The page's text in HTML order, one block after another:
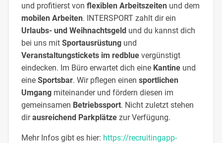
und profitierst von flexiblen Arbeitszeitenund dem
mobilen Arbeiten. INTERSPORT zahlt dir ein
Urlaubs- und Weihnachtsgeldund du kannst dich
bei uns mit Sportausrüstungund
Veranstaltungstickets im redbluevergünstigt
eindecken. Im Büro erwartet dich eine Kantineund
eine Sportsbar. Wir pflegen einen sportlichen
Umgangmiteinander und fördern diesen im
gemeinsamen Betriebssport. Nicht zuletzt stehen
dirausreichend Parkplätzezur Verfügung.
Mehr Infos gibt es hier: https://recruitingapp-